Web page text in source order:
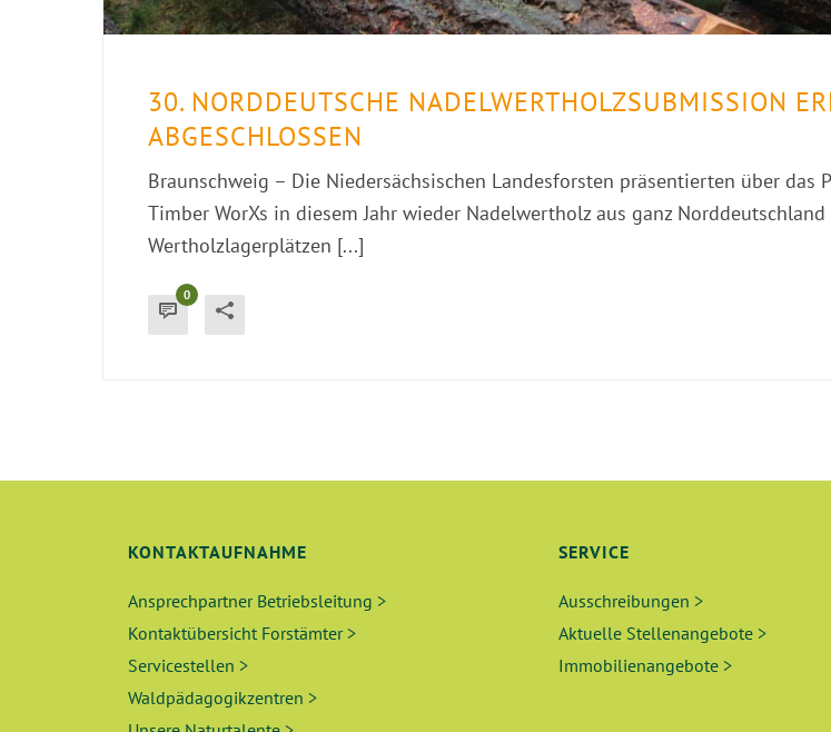
30. NORDDEUTSCHE NADELWERTHOLZSUBMISSION
ABGESCHLOSSEN
Braunschweig – Die Niedersächsischen Landesforsten präsentierten über das
Timber WorXs in diesem Jahr wieder Nadelwertholz aus ganz
Wertholzlagerplätzen [...]
0
KONTAKTAUFNAHME
Ansprechpartner Betriebsleitung >
Kontaktübersicht Forstämter >
Servicestellen >
Waldpädagogikzentren >
SERVICE
Ausschreibungen >
Aktuelle Stellenangebote >
Immobilienangebote >